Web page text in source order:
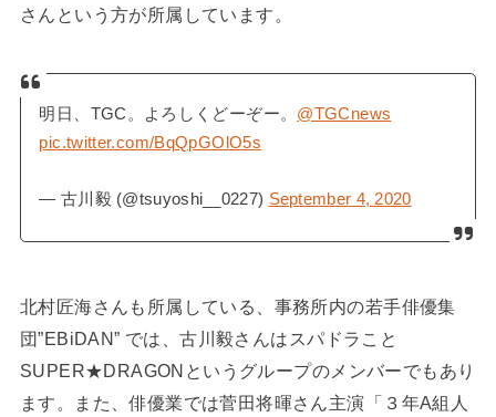
さんという方が所属しています。
明日、TGC。よろしくどーぞー。 @TGCnews
pic.twitter.com/BqQpGOlO5s
— 古川毅 (@tsuyoshi__0227) September 4, 2020
北村匠海さんも所属している、事務所内の若手俳優集
団”EBiDAN” では、古川毅さんはスパドラこと
SUPER★DRAGONというグループのメンバーでもあり
ます。また、俳優業では菅田将暉さん主演「３年A組人